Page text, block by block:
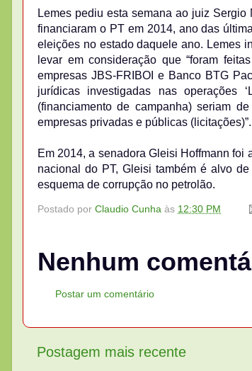
Lemes pediu esta semana ao juiz
financiaram o PT em 2014, ano das
eleições no estado daquele ano. Lemes
levar em consideração que “foram
empresas JBS-FRIBOI e Banco BTG
jurídicas investigadas nas operações
(financiamento de campanha) seriam
empresas privadas e públicas (licitações)”.
Em 2014, a senadora Gleisi Hoffmann
nacional do PT, Gleisi também é alvo
esquema de corrupção no petrolão.
Postado por Claudio Cunha às 12:30 PM
Nenhum
Postar um comentário
Postagem mais recente